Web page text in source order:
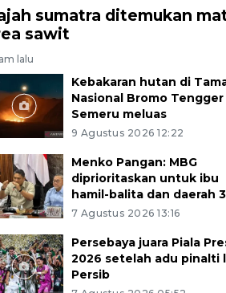
sumatra ditemukan
sawit
lalu
Kebakaran hutan di
Nasional Bromo Tengger
Semeru meluas
9 Agustus 2026 12:22
Menko Pangan: MBG
diprioritaskan untuk ibu
hamil-balita dan daerah
7 Agustus 2026 13:16
Persebaya juara Piala
2026 setelah adu pinalti
Persib